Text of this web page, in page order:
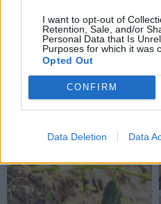
I want to opt-out of
Retention, Sale, and/or
Personal Data that Is
Purposes for which it was
Opted Out
CONFIRM
Data Deletion Data
Nuomonės
Gediminas Vilniaus
neįkūrė? Istoriko teiginiai
griauna vieną žinomiausių
legendų